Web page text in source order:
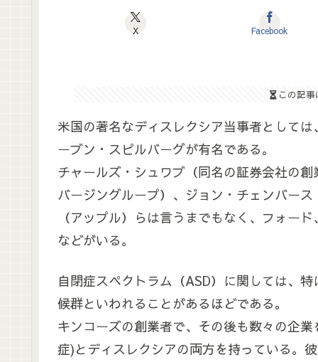
X Facebook
この記事
米国の著名なディスレクシア当事者として
ーブン・スピルバーグが有名である。
チャールズ・シュワブ（同名の証券会社の
バージングループ）、ジョン・チェンバー
（アップル）らは言うまでもなく、フォー
などがいる。
自閉症スペクトラム（ASD）に関しては、
候群といわれることがあるほどである。
キンコーズの創業者で、その後も数々の企
症)とディスレクシアの両方を持っている。